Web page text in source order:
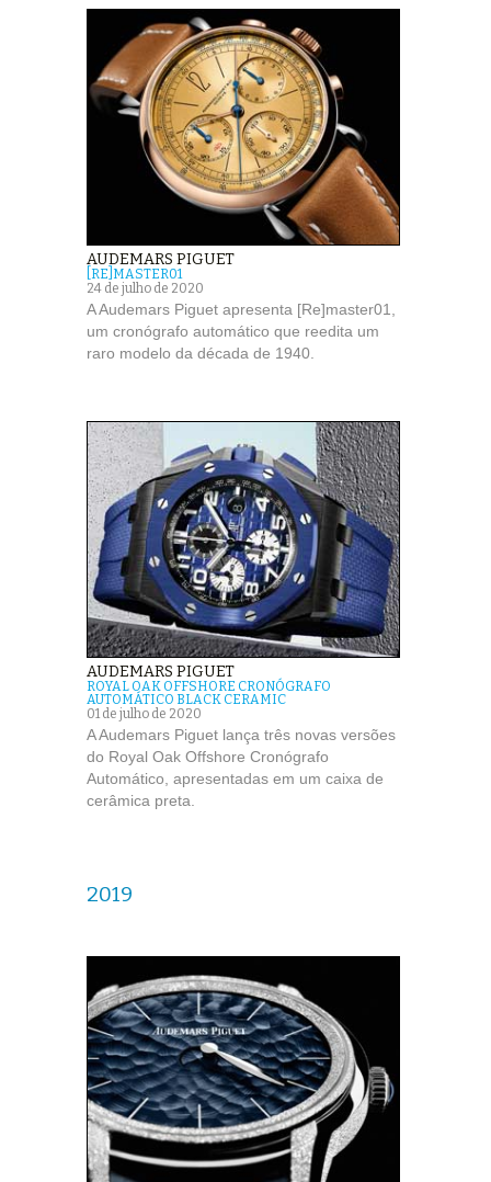
AUDEMARS PIGUET
[RE]MASTER01
24 de julho de 2020
A Audemars Piguet apresenta [Re]master01,
um cronógrafo automático que reedita um
raro modelo da década de 1940.
AUDEMARS PIGUET
ROYAL OAK OFFSHORE CRONÓGRAFO
AUTOMÁTICO BLACK CERAMIC
01 de julho de 2020
A Audemars Piguet lança três novas versões
do Royal Oak Offshore Cronógrafo
Automático, apresentadas em um caixa de
cerâmica preta.
2019